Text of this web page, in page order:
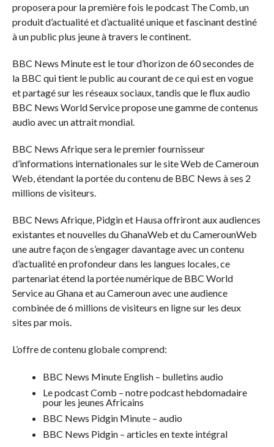
proposera pour la première fois le podcast The Comb, un
produit d’actualité et d’actualité unique et fascinant destiné
à un public plus jeune à travers le continent.
BBC News Minute est le tour d’horizon de 60 secondes de
la BBC qui tient le public au courant de ce qui est en vogue
et partagé sur les réseaux sociaux, tandis que le flux audio
BBC News World Service propose une gamme de contenus
audio avec un attrait mondial.
BBC News Afrique sera le premier fournisseur
d’informations internationales sur le site Web de Cameroun
Web, étendant la portée du contenu de BBC News à ses 2
millions de visiteurs.
BBC News Afrique, Pidgin et Hausa offriront aux audiences
existantes et nouvelles du GhanaWeb et du CamerounWeb
une autre façon de s’engager davantage avec un contenu
d’actualité en profondeur dans les langues locales, ce
partenariat étend la portée numérique de BBC World
Service au Ghana et au Cameroun avec une audience
combinée de 6 millions de visiteurs en ligne sur les deux
sites par mois.
L’offre de contenu globale comprend:
BBC News Minute English – bulletins audio
Le podcast Comb – notre podcast hebdomadaire
pour les jeunes Africains
BBC News Pidgin Minute – audio
BBC News Pidgin – articles en texte intégral